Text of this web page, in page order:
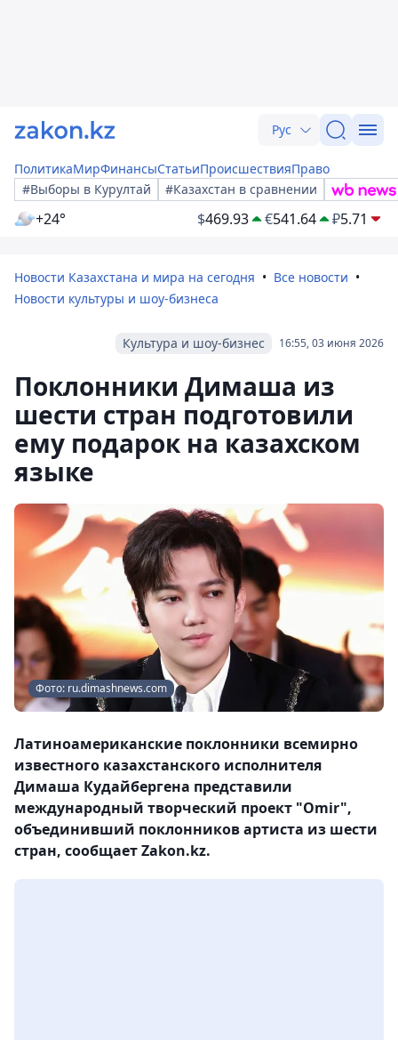
Рус
ПолитикаМирФинансыСтатьиПроисшествияПраво
#Выборы в Курултай
#Казахстан в сравнении
+24° $469.93 €541.64 ₽5.71
Новости Казахстана и мира на сегодня
Все новости
Новости культуры и шоу-бизнеса
16:55, 03 июня 2026
Культура и шоу-бизнес
Поклонники Димаша из
шести стран подготовили
ему подарок на казахском
языке
Фото: ru.dimashnews.com
Латиноамериканские поклонники всемирно
известного казахстанского исполнителя
Димаша Кудайбергена представили
международный творческий проект "Omir",
объединивший поклонников артиста из шести
стран, сообщает Zakon.kz.